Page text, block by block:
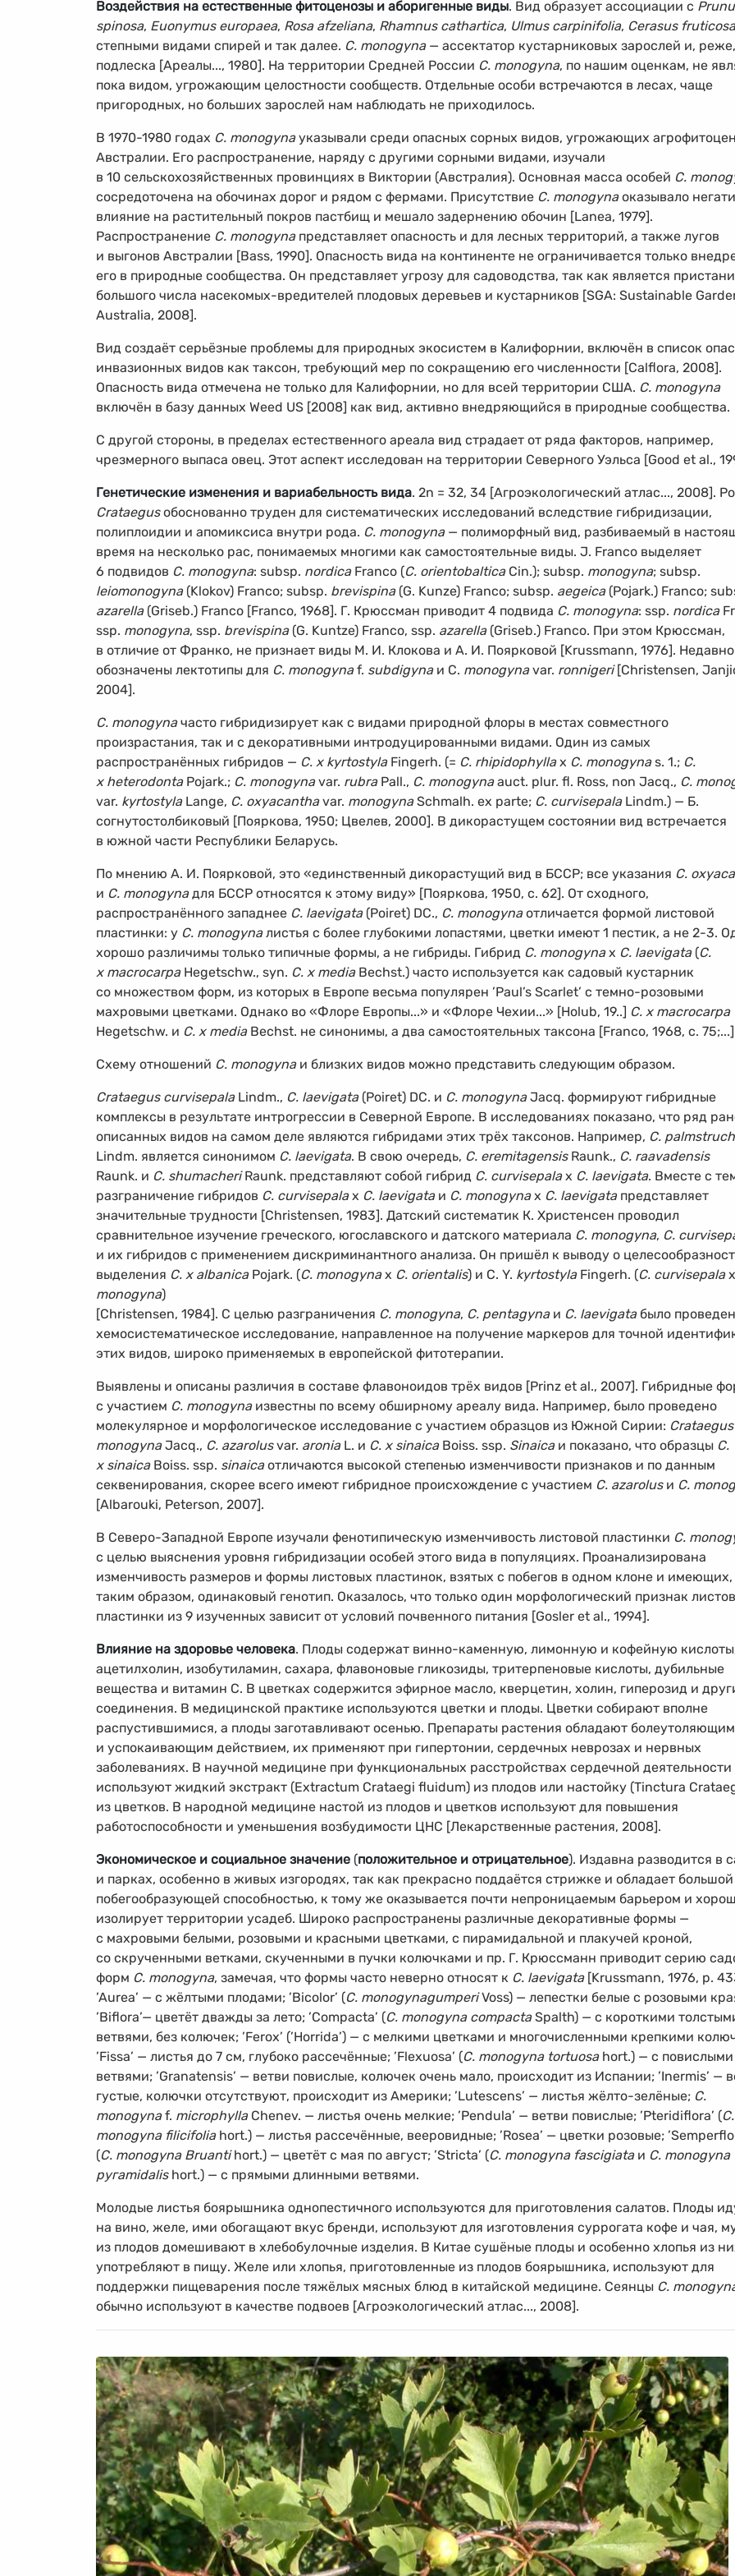
Воздействия на естественные фитоценозы и аборигенные виды. Вид образует ассоциации с
spinosa, Euonymus europaea, Rosa afzeliana, Rhamnus cathartica, Ulmus carpinifolia, Cerasus fruticosa
степными видами спирей и так далее. C. monogyna— ассектатор кустарниковых зарослей и, реже,
подлеска [Ареалы..., 1980]. На территории Средней России C. monogyna, по нашим оценкам, не
пока видом, угрожающим целостности сообществ. Отдельные особи встречаются в лесах, чаще
пригородных, но больших зарослей нам наблюдать не приходилось.
В 1970-1980 годах C. monogynaуказывали среди опасных сорных видов, угрожающих
Австралии. Его распространение, наряду с другими сорными видами, изучали
в 10 сельскохозяйственных провинциях в Виктории (Австралия). Основная масса особей C.
сосредоточена на обочинах дорог и рядом с фермами. Присутствие C. monogynaоказывало
влияние на растительный покров пастбищ и мешало задернению обочин [Lanea, 1979].
Распространение C. monogynaпредставляет опасность и для лесных территорий, а также лугов
и выгонов Австралии [Bass, 1990]. Опасность вида на континенте не ограничивается только
его в природные сообщества. Он представляет угрозу для садоводства, так как является
большого числа насекомых-вредителей плодовых деревьев и кустарников [SGA: Sustainable
Australia, 2008].
Вид создаёт серьёзные проблемы для природных экосистем в Калифорнии, включён в список
инвазионных видов как таксон, требующий мер по сокращению его численности [Calflora, 2008].
Опасность вида отмечена не только для Калифорнии, но для всей территории США. C. monogyna
включён в базу данных Weed US [2008] как вид, активно внедряющийся в природные сообщества.
С другой стороны, в пределах естественного ареала вид страдает от ряда факторов, например,
чрезмерного выпаса овец. Этот аспект исследован на территории Северного Уэльса [Good et al.,
Генетические изменения и вариабельность вида. 2n = 32, 34 [Агроэкологический атлас..., 2008].
Crataegusобоснованно труден для систематических исследований вследствие гибридизации,
полиплоидии и апомиксиса внутри рода. C. monogyna— полиморфный вид, разбиваемый в
время на несколько рас, понимаемых многими как самостоятельные виды. J. Franco выделяет
6 подвидов C. monogyna: subsp. nordicaFranco (C. orientobalticaCin.); subsp. monogyna; subsp.
leiomonogyna(Klokov) Franco; subsp. brevispina(G. Kunze) Franco; subsp. aegeica(Pojark.) Franco;
azarella(Griseb.) Franco [Franco, 1968]. Г. Крюссман приводит 4 подвида C. monogyna: ssp. nordica
ssp. monogyna, ssp. brevispina(G. Kuntze) Franco, ssp. azarella(Griseb.) Franco. При этом Крюссман,
в отличие от Франко, не признает виды М. И. Клокова и А. И. Поярковой [Krussmann, 1976]. Недавно
обозначены лектотипы для C. monogynaf. subdigynaи C. monogynavar. ronnigeri[Christensen,
2004].
C. monogynaчасто гибридизирует как с видами природной флоры в местах совместного
произрастания, так и с декоративными интродуцированными видами. Один из самых
распространённых гибридов — C. х kyrtostylaFingerh. (= C. rhipidophyllaх C. monogynas. 1.; C.
х heterodontaPojark.; C. monogynavar. rubraPall., C. monogynaauct. plur. fl. Ross, non Jacq., C.
var. kyrtostylaLange, C. oxyacanthavar. monogynaSchmalh. ex parte; C. curvisepalaLindm.) — Б.
согнутостолбиковый [Пояркова, 1950; Цвелев, 2000]. В дикорастущем состоянии вид встречается
в южной части Республики Беларусь.
По мнению А. И. Поярковой, это «единственный дикорастущий вид в БССР; все указания C.
и C. monogynaдля БССР относятся к этому виду» [Пояркова, 1950, с. 62]. От сходного,
распространённого западнее C. laevigata(Poiret) DC., C. monogynaотличается формой листовой
пластинки: у C. monogynaлистья с более глубокими лопастями, цветки имеют 1 пестик, а не 2-3.
хорошо различимы только типичные формы, а не гибриды. Гибрид C. monogynaх C. laevigata(C.
х macrocarpaHegetschw., syn. C. х mediaBechst.) часто используется как садовый кустарник
со множеством форм, из которых в Европе весьма популярен ’Paul’s Scarlet’ с темно-розовыми
махровыми цветками. Однако во «Флоре Европы...» и «Флоре Чехии...» [Holub, 19..] C. х macrocarpa
Hegetschw. и C. х mediaBechst. не синонимы, а два самостоятельных таксона [Franco, 1968, с.
Схему отношений C. monogynaи близких видов можно представить следующим образом.
Crataegus curvisepalaLindm., C. laevigata(Poiret) DC. и C. monogynaJacq. формируют гибридные
комплексы в результате интрогрессии в Северной Европе. В исследованиях показано, что ряд
описанных видов на самом деле являются гибридами этих трёх таксонов. Например, C.
Lindm. является синонимом C. laevigata. В свою очередь, C. eremitagensisRaunk., C. raavadensis
Raunk. и C. shumacheriRaunk. представляют собой гибрид C. curvisepalaх С. laevigata. Вместе с
разграничение гибридов C. curvisepalaх C. laevigataи C. monogynaх C. laevigataпредставляет
значительные трудности [Christensen, 1983]. Датский систематик К. Христенсен проводил
сравнительное изучение греческого, югославского и датского материала C. monogyna, C.
и их гибридов с применением дискриминантного анализа. Он пришёл к выводу о
выделения C. х albanicaPojark. (C. monogynaх C. orientalis) и C. Y. kyrtostylaFingerh. (C. curvisepalax
monogyna)
[Christensen, 1984]. С целью разграничения C. monogyna, C. pentagynaи C. laevigataбыло
хемосистематическое исследование, направленное на получение маркеров для точной
этих видов, широко применяемых в европейской фитотерапии.
Выявлены и описаны различия в составе флавоноидов трёх видов [Prinz et al., 2007]. Гибридные
с участием C. monogynaизвестны по всему обширному ареалу вида. Например, было проведено
молекулярное и морфологическое исследование с участием образцов из Южной Сирии: Crataegus
monogynaJacq., C. azarolusvar. aroniaL. и C. x sinaicaBoiss. ssp. Sinaicaи показано, что образцы C.
х sinaicaBoiss. ssp. sinaicaотличаются высокой степенью изменчивости признаков и по данным
секвенирования, скорее всего имеют гибридное происхождение с участием C. azarolusи C.
[Albarouki, Peterson, 2007].
В Северо-Западной Европе изучали фенотипическую изменчивость листовой пластинки C.
с целью выяснения уровня гибридизации особей этого вида в популяциях. Проанализирована
изменчивость размеров и формы листовых пластинок, взятых с побегов в одном клоне и имеющих,
таким образом, одинаковый генотип. Оказалось, что только один морфологический признак
пластинки из 9 изученных зависит от условий почвенного питания [Gosler et al., 1994].
Влияние на здоровье человека. Плоды содержат винно-каменную, лимонную и кофейную
ацетилхолин, изобутиламин, сахара, флавоновые гликозиды, тритерпеновые кислоты, дубильные
вещества и витамин C. В цветках содержится эфирное масло, кверцетин, холин, гиперозид и
соединения. В медицинской практике используются цветки и плоды. Цветки собирают вполне
распустившимися, а плоды заготавливают осенью. Препараты растения обладают болеутоляющим
и успокаивающим действием, их применяют при гипертонии, сердечных неврозах и нервных
заболеваниях. В научной медицине при функциональных расстройствах сердечной деятельности
используют жидкий экстракт (Extractum Crataegi fluidum) из плодов или настойку (Tinctura
из цветков. В народной медицине настой из плодов и цветков используют для повышения
работоспособности и уменьшения возбудимости ЦНС [Лекарственные растения, 2008].
Экономическое и социальное значение (положительное и отрицательное). Издавна разводится в
и парках, особенно в живых изгородях, так как прекрасно поддаётся стрижке и обладает большой
побегообразующей способностью, к тому же оказывается почти непроницаемым барьером и
изолирует территории усадеб. Широко распространены различные декоративные формы —
с махровыми белыми, розовыми и красными цветками, с пирамидальной и плакучей кроной,
со скрученными ветками, скученными в пучки колючками и пр. Г. Крюссманн приводит серию
форм C. monogyna, замечая, что формы часто неверно относят к C. laevigata[Krussmann, 1976, p.
’Aurea’ — с жёлтыми плодами; ’Bicolor’ (C. monogynagumperiVoss) — лепестки белые с розовыми
’Biflora’— цветёт дважды за лето; ’Compacta’ (C. monogyna compactaSpalth) — с короткими
ветвями, без колючек; ’Ferox’ (’Horrida’) — с мелкими цветками и многочисленными крепкими
’Fissa’ — листья до 7 см, глубоко рассечённые; ’Flexuosa’ (C. monogyna tortuosahort.) — с повислыми
ветвями; ’Granatensis’ — ветви повислые, колючек очень мало, происходит из Испании; ’Inermis’ —
густые, колючки отсутствуют, происходит из Америки; ’Lutescens’ — листья жёлто-зелёные; C.
monogynaf. microphyllaChenev. — листья очень мелкие; ’Pendula’ — ветви повислые; ’Pteridiflora’ (C.
monogyna filicifoliahort.) — листья рассечённые, вееровидные; ’Rosea’ — цветки розовые;
(C. monogyna Bruantihort.) — цветёт с мая по август; ’Stricta’ (C. monogyna fascigiataи C. monogyna
ругamidalishort.) — с прямыми длинными ветвями.
Молодые листья боярышника однопестичного используются для приготовления салатов. Плоды
на вино, желе, ими обогащают вкус бренди, используют для изготовления суррогата кофе и чая,
из плодов домешивают в хлебобулочные изделия. В Китае сушёные плоды и особенно хлопья из
употребляют в пищу. Желе или хлопья, приготовленные из плодов боярышника, используют для
поддержки пищеварения после тяжёлых мясных блюд в китайской медицине. Сеянцы C.
обычно используют в качестве подвоев [Агроэкологический атлас..., 2008].